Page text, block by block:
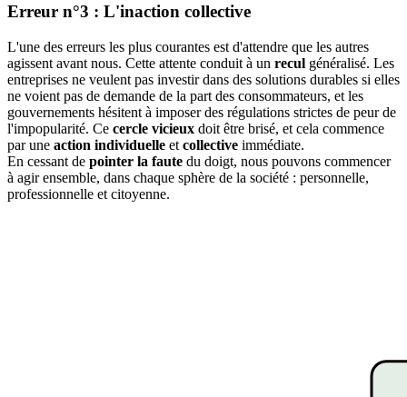
Erreur n°3 : L'inaction collective
L'une des erreurs les plus courantes est d'attendre que les autres
agissent avant nous. Cette attente conduit à un recul généralisé. Les
entreprises ne veulent pas investir dans des solutions durables si elles
ne voient pas de demande de la part des consommateurs, et les
gouvernements hésitent à imposer des régulations strictes de peur de
l'impopularité. Ce cercle vicieux doit être brisé, et cela commence
par une action individuelle et collective immédiate.
En cessant de pointer la faute du doigt, nous pouvons commencer
à agir ensemble, dans chaque sphère de la société : personnelle,
professionnelle et citoyenne.